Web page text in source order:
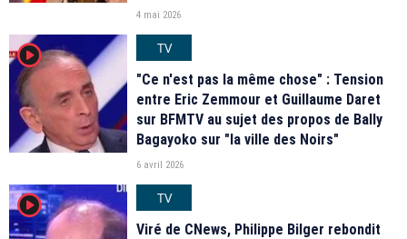
4 mai 2026
player2
TV
"Ce n'est pas la même chose" : Tension
entre Eric Zemmour et Guillaume Daret
sur BFMTV au sujet des propos de Bally
Bagayoko sur "la ville des Noirs"
6 avril 2026
player2
TV
Viré de CNews, Philippe Bilger rebondit